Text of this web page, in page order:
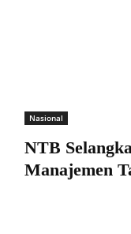
Nasional
NTB
Manajemen